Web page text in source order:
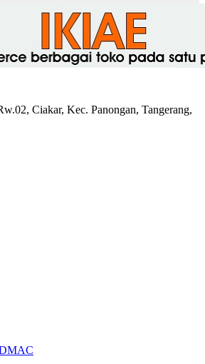
Ciakar, Kec. Panongan, Tangerang,